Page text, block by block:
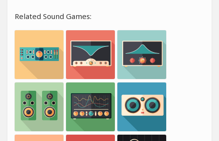
Related Sound Games: